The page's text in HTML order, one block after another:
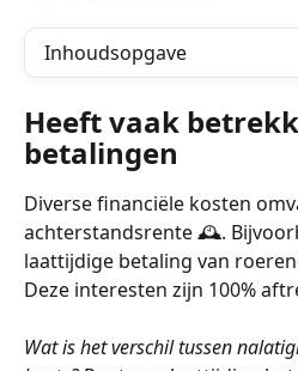
Inhoudsopgave
Heeft vaak
betalingen
Diverse financiële kosten
achterstandsrente 🕰️.
laattijdige betaling van
Deze interesten zijn 100%
Wat is het verschil tussen